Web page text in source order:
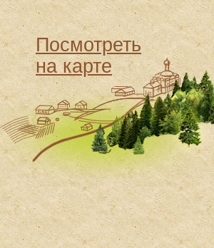
Посмотреть
на карте